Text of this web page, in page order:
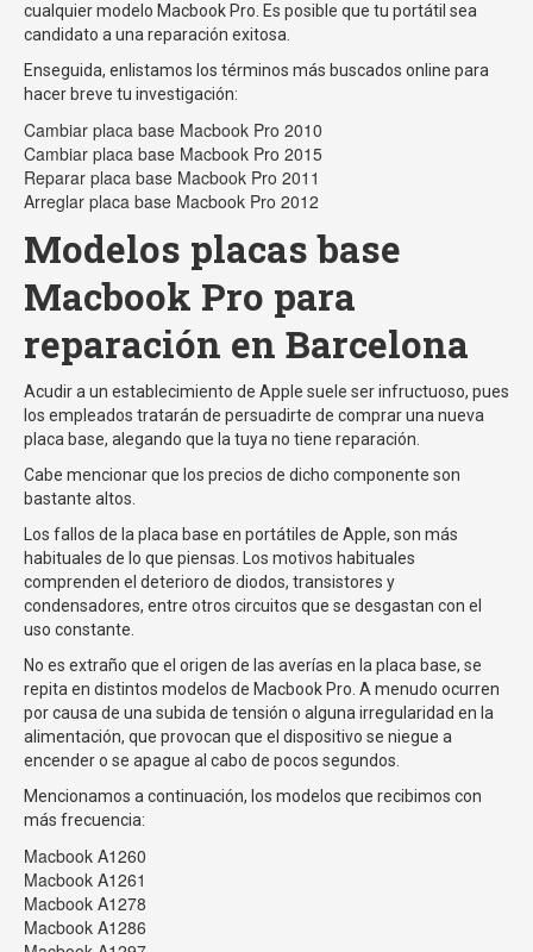
cualquier modelo Macbook Pro. Es posible que tu portátil sea
candidato a una reparación exitosa.
Enseguida, enlistamos los términos más buscados online para
hacer breve tu investigación:
Cambiar placa base Macbook Pro 2010
Cambiar placa base Macbook Pro 2015
Reparar placa base Macbook Pro 2011
Arreglar placa base Macbook Pro 2012
Modelos placas base
Macbook Pro para
reparación en Barcelona
Acudir a un establecimiento de Apple suele ser infructuoso, pues
los empleados tratarán de persuadirte de comprar una nueva
placa base, alegando que la tuya no tiene reparación.
Cabe mencionar que los precios de dicho componente son
bastante altos.
Los fallos de la placa base en portátiles de Apple, son más
habituales de lo que piensas. Los motivos habituales
comprenden el deterioro de diodos, transistores y
condensadores, entre otros circuitos que se desgastan con el
uso constante.
No es extraño que el origen de las averías en la placa base, se
repita en distintos modelos de Macbook Pro. A menudo ocurren
por causa de una subida de tensión o alguna irregularidad en la
alimentación, que provocan que el dispositivo se niegue a
encender o se apague al cabo de pocos segundos.
Mencionamos a continuación, los modelos que recibimos con
más frecuencia:
Macbook A1260
Macbook A1261
Macbook A1278
Macbook A1286